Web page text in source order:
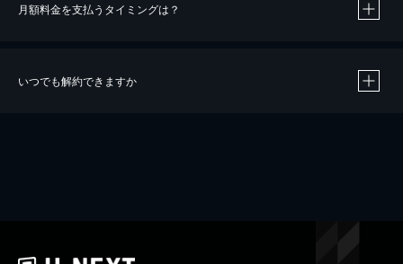
※40％ポイント還元の対象は、クレジットカード決済による作品の購入 / レンタルです。
iOSアプリのUコイン決済による作品の購入 / レンタルは、20％のポイント還元です。
月額料金を支払うタイミングは？
いつでも解約できますか